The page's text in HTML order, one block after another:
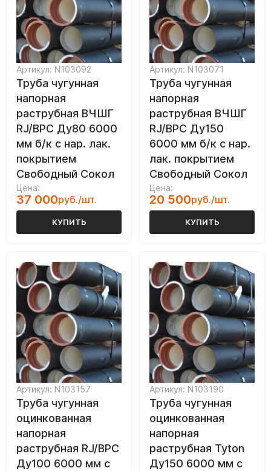
Артикул: N103092
Труба чугунная
напорная
раструбная ВЧШГ
RJ/ВРС Ду80 6000
мм б/к с нар. лак.
покрытием
Свободный Сокол
Цена:
37 000руб./шт.
КУПИТЬ
Артикул: N103071
Труба чугунная
напорная
раструбная ВЧШГ
RJ/ВРС Ду150
6000 мм б/к с нар.
лак. покрытием
Свободный Сокол
Цена:
20 500руб./шт.
КУПИТЬ
Артикул: N103157
Труба чугунная
оцинкованная
напорная
раструбная RJ/ВРС
Ду100 6000 мм с
Артикул: N103190
Труба чугунная
оцинкованная
напорная
раструбная Tyton
Ду150 6000 мм с